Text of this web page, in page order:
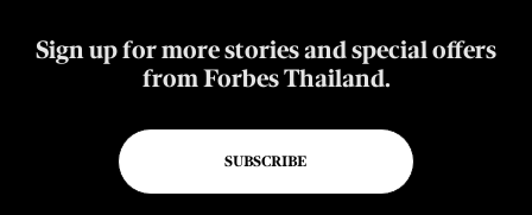
Sign up for more stories and special offers
from Forbes Thailand.
SUBSCRIBE